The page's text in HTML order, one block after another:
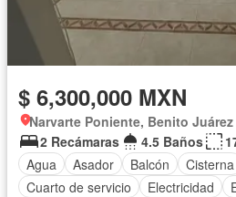
$ 6,300,000 MXN
Narvarte Poniente, Benito Juárez
2 Recámaras
4.5 Baños
Agua
Asador Balcón Cisterna
Cuarto de servicio
Electricidad